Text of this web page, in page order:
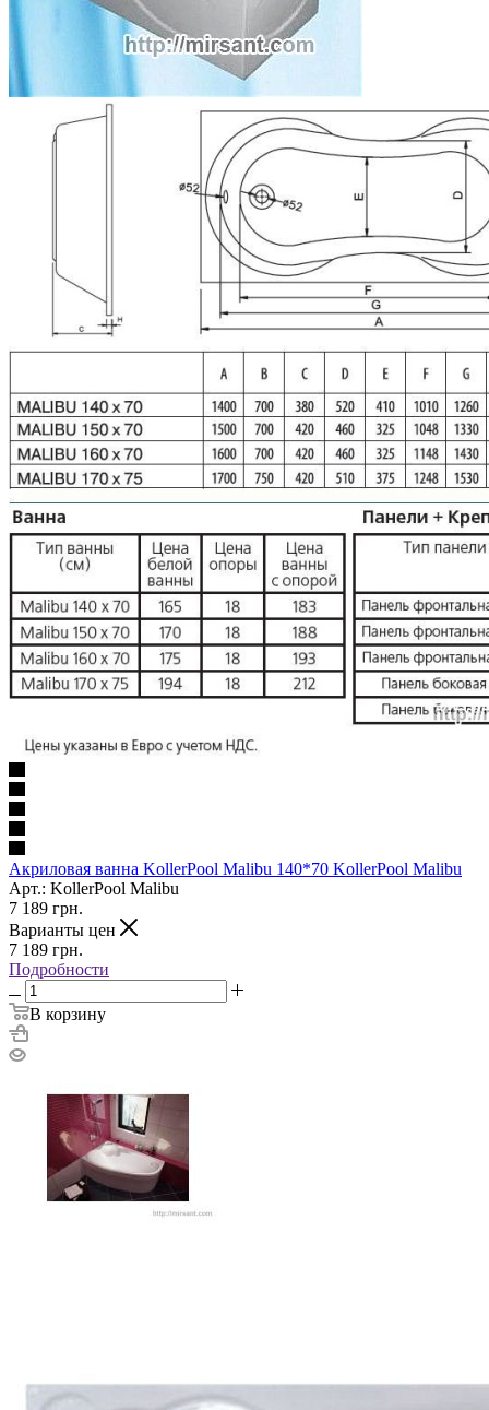
Акриловая ванна KollerPool Malibu 140*70 KollerPool Malibu
Арт.: KollerPool Malibu
7 189 грн.
Варианты цен
7 189 грн.
Подробности
В корзину